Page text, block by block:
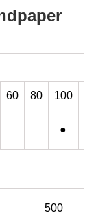
60 80 100
●
500